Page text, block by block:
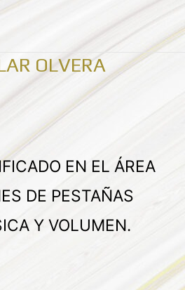
OLVERA
EN EL ÁREA
DE PESTAÑAS
Y VOLUMEN.